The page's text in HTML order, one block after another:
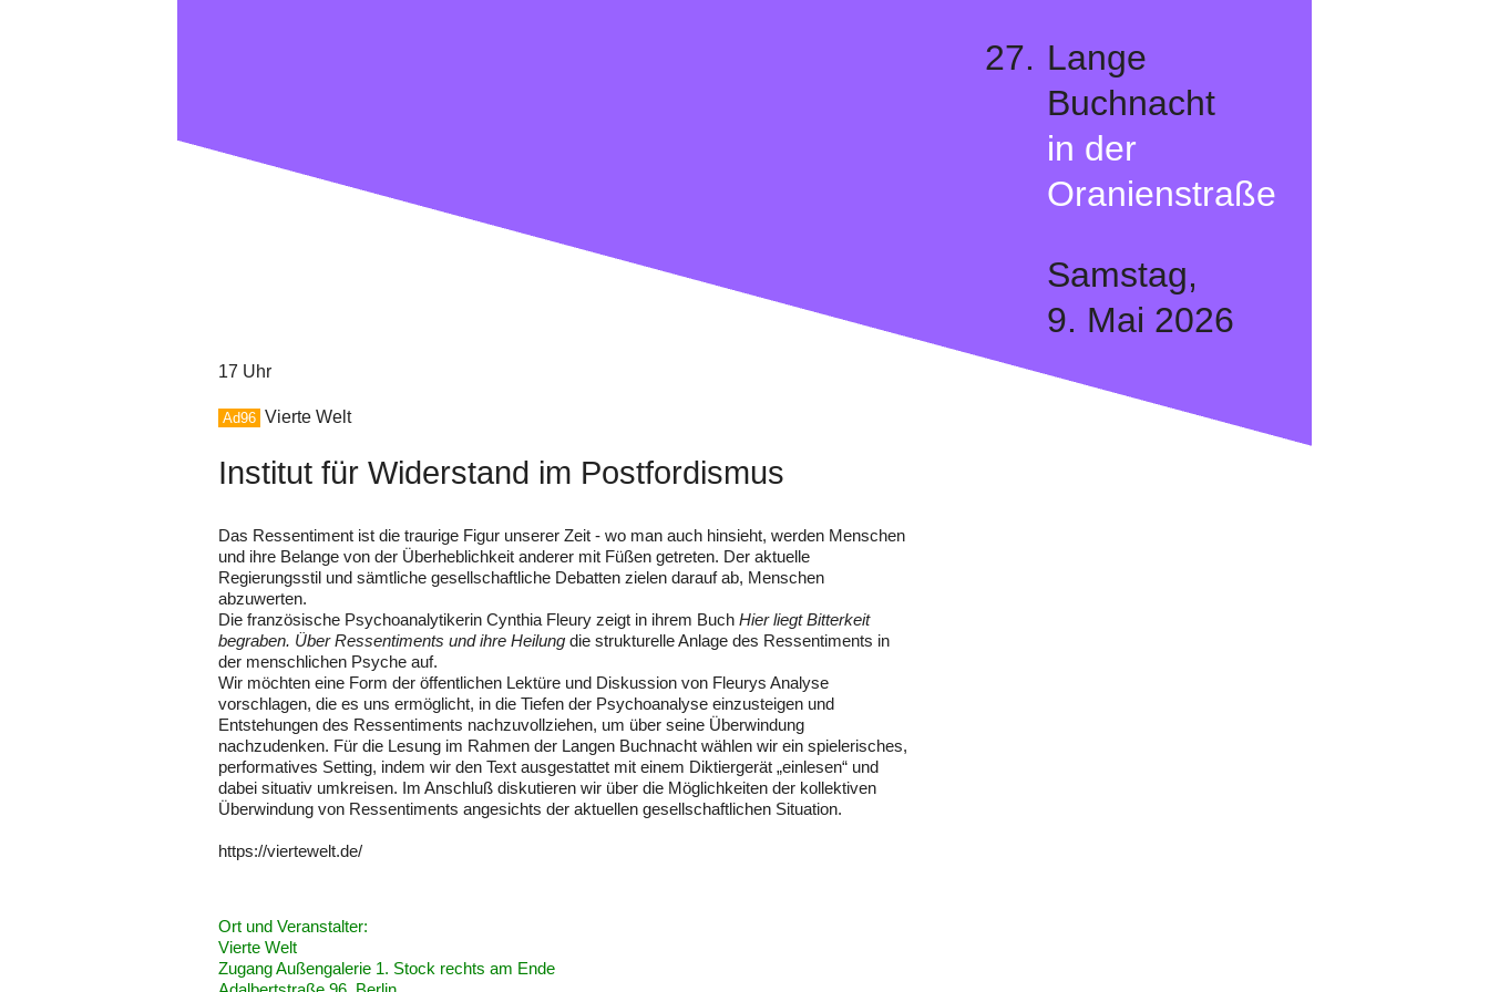
27. Lange
Buchnacht
in der
Oranienstraße
Samstag,
9. Mai 2026
17 Uhr
Ad96 Vierte Welt
Institut für Widerstand im Postfordismus
Das Ressentiment ist die traurige Figur unserer Zeit - wo man auch hinsieht, werden Menschen
und ihre Belange von der Überheblichkeit anderer mit Füßen getreten. Der aktuelle
Regierungsstil und sämtliche gesellschaftliche Debatten zielen darauf ab, Menschen
abzuwerten.
Die französische Psychoanalytikerin Cynthia Fleury zeigt in ihrem Buch Hier liegt Bitterkeit
begraben. Über Ressentiments und ihre Heilung die strukturelle Anlage des Ressentiments in
der menschlichen Psyche auf.
Wir möchten eine Form der öffentlichen Lektüre und Diskussion von Fleurys Analyse
vorschlagen, die es uns ermöglicht, in die Tiefen der Psychoanalyse einzusteigen und
Entstehungen des Ressentiments nachzuvollziehen, um über seine Überwindung
nachzudenken. Für die Lesung im Rahmen der Langen Buchnacht wählen wir ein spielerisches,
performatives Setting, indem wir den Text ausgestattet mit einem Diktiergerät „einlesen“ und
dabei situativ umkreisen. Im Anschluß diskutieren wir über die Möglichkeiten der kollektiven
Überwindung von Ressentiments angesichts der aktuellen gesellschaftlichen Situation.
https://viertewelt.de/
Ort und Veranstalter:
Vierte Welt
Zugang Außengalerie 1. Stock rechts am Ende